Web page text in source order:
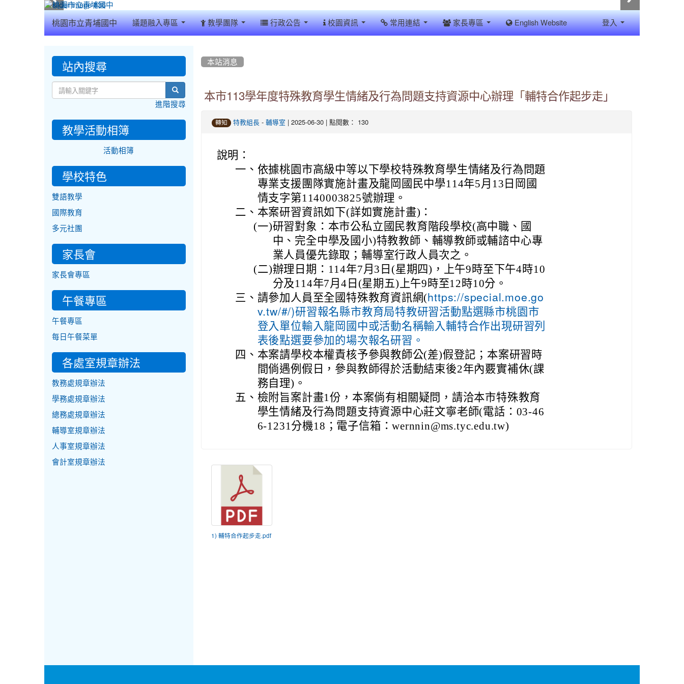
桃園市立青埔國中 議題融入專區 教學團隊 行政公告 校園資訊 常用連結 家長專區 English Website 登入
本站消息
本市113學年度特殊教育學生情緒及行為問題支持資源中心辦理「輔特合作起步走」
轉知 特教組長- 輔導室 | 2025-06-30 | 點閱數： 130
說明：
一、 依據桃園市高級中等以下學校特殊教育學生情緒及行為問題
專業支援團隊實施計畫及龍岡國民中學114年5月13日岡國
情支字第1140003825號辦理。
二、 本案研習資訊如下(詳如實施計畫)：
(一)研習對象：本市公私立國民教育階段學校(高中職、國
中、完全中學及國小)特教教師、輔導教師或輔諮中心專
業人員優先錄取；輔導室行政人員次之。
(二)辦理日期：114年7月3日(星期四)，上午9時至下午4時10
分及114年7月4日(星期五)上午9時至12時10分。
三、 請參加人員至全國特殊教育資訊網(https://special.moe.go
v.tw/#/)研習報名縣市教育局特教研習活動點選縣市桃園市
登入單位輸入龍岡國中或活動名稱輸入輔特合作出現研習列
表後點選要參加的場次報名研習。
四、 本案請學校本權責核予參與教師公(差)假登記；本案研習時
間倘遇例假日，參與教師得於活動結束後2年內覈實補休(課
務自理)。
五、 檢附旨案計畫1份，本案倘有相關疑問，請洽本市特殊教育
學生情緒及行為問題支持資源中心莊文寧老師(電話：03-46
6-1231分機18；電子信箱：wernnin@ms.tyc.edu.tw)
1) 輔特合作起步走.pdf
::: 站內搜尋
search
進階搜尋
教學活動相簿
活動相簿
學校特色
雙語教學
國際教育
多元社團
家長會
家長會專區
午餐專區
午餐專區
每日午餐菜單
各處室規章辦法
教務處規章辦法
學務處規章辦法
總務處規章辦法
輔導室規章辦法
人事室規章辦法
會計室規章辦法